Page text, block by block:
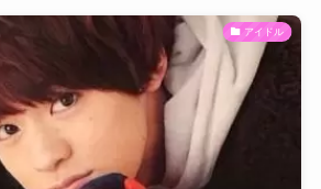
アイドル